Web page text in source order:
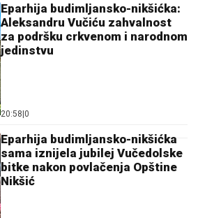
Eparhija budimljansko-nikšićka:
Aleksandru Vučiću zahvalnost
za podršku crkvenom i narodnom
jedinstvu
20:58|0
Eparhija budimljansko-nikšićka
sama iznijela jubilej Vučedolske
bitke nakon povlačenja Opštine
Nikšić